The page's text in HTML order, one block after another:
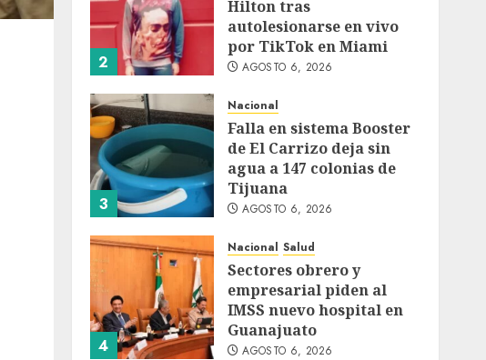
2
Hilton tras
autolesionarse en vivo
por TikTok en Miami
AGOSTO 6, 2026
3
Nacional
Falla en sistema Booster
de El Carrizo deja sin
agua a 147 colonias de
Tijuana
AGOSTO 6, 2026
4
Nacional Salud
Sectores obrero y
empresarial piden al
IMSS nuevo hospital en
Guanajuato
AGOSTO 6, 2026